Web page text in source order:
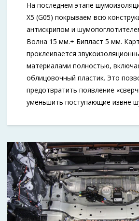
На последнем этапе
X5 (G05) покрываем всю
антискрипом и
Волна 15 мм.+ Бипласт 5 мм.
проклеивается
материалами полностью,
облицовочный пластик. Это
предотвратить появление
уменьшить поступающие извне